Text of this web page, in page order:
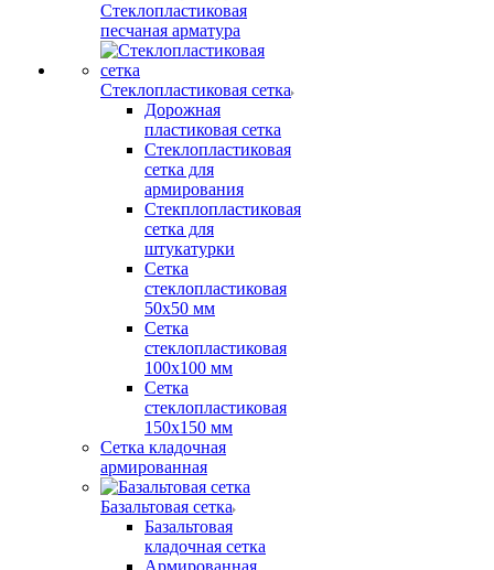
Стеклопластиковая
песчаная арматура
Стеклопластиковая сетка
Дорожная
пластиковая сетка
Стеклопластиковая
сетка для
армирования
Стекплопластиковая
сетка для
штукатурки
Сетка
стеклопластиковая
50x50 мм
Сетка
стеклопластиковая
100x100 мм
Сетка
стеклопластиковая
150x150 мм
Сетка кладочная
армированная
Базальтовая сетка
Базальтовая
кладочная сетка
Армированная